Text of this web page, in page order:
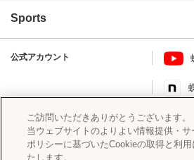
Sports
公式アカウント
このページを共有する
ご訪問いただきありがとうございます。
当ウェブサイトのよりよい情報提供・サ
ポリシーに基づいたCookieの取得と利
たします。